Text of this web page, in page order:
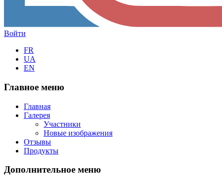
Войти
FR
UA
EN
Главное меню
Главная
Галерея
Участники
Новые изображения
Отзывы
Продукты
Дополнительное меню